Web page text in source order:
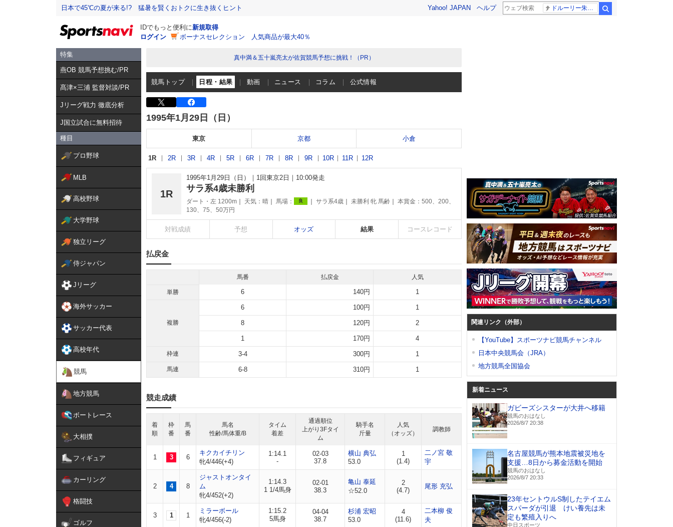
日本で45℃の夏が来る!? 猛暑を賢くおトクに生き抜くヒント Yahoo! JAPAN ヘルプ
IDでもっと便利に新規取得
ログイン
ボーナスセレクション 人気商品が最大40％
特集
燕OB 競馬予想挑む/PR
髙津×三浦 監督対談/PR
Jリーグ戦力 徹底分析
J国立試合に無料招待
種目
プロ野球
MLB
高校野球
大学野球
独立リーグ
侍ジャパン
Jリーグ
海外サッカー
サッカー代表
高校年代
競馬
地方競馬
ボートレース
大相撲
フィギュア
カーリング
格闘技
ゴルフ
真中満＆五十嵐亮太が佐賀競馬予想に挑戦！（PR）
競馬トップ 日程・結果 動画 ニュース コラム 公式情報
1995年1月29日（日）
東京 京都 小倉
1R 2R 3R 4R 5R 6R 7R 8R 9R 10R 11R 12R
1R
1995年1月29日（日） 1回東京2日 10:00発走
サラ系4歳未勝利
ダート・左 1200m 天気： 晴 馬場： 良 サラ系4歳 未勝利 牝 馬齢
本賞金：500、200、
130、75、50万円
対戦成績 予想 オッズ 結果 コースレコード
払戻金
馬番 払戻金 人気
単勝 6 140円 1
複勝
6 100円 1
8 120円 2
1 170円 4
枠連 3-4 300円 1
馬連 6-8 310円 1
競走成績
着
順
枠
番
馬
番
馬名
性齢/馬体重/B
タイム
着差
通過順位
上がり3Fタイ
ム
騎手名
斤量
人気
（オッズ）
調教師
1 3 6
キクカイチリン
牝4/446(+4)
1:14.1
-
02-03
37.8
横山 典弘
53.0
1
(1.4)
二ノ宮 敬
宇
2 4 8
ジャストオンタイ
ム
牝4/452(+2)
1:14.3
1 1/4馬身
02-01
38.3
亀山 泰延
☆52.0
2
(4.7)
尾形 充弘
3 1 1
ミラーボール
牝4/456(-2)
1:15.2
5馬身
04-04
38.7
杉浦 宏昭
53.0
4
(11.6)
二本柳 俊
夫
関連リンク（外部）
【YouTube】スポーツナビ競馬チャンネル
日本中央競馬会（JRA）
地方競馬全国協会
新着ニュース
ガビーズシスターが大井へ移籍
競馬のおはなし
2026/8/7 20:38
名古屋競馬が熊本地震被災地を
支援…8日から募金活動を開始
競馬のおはなし
2026/8/7 20:33
23年セントウルS制したテイエム
スパーダが引退 けい養先は未
定も繁殖入りへ
中日スポーツ